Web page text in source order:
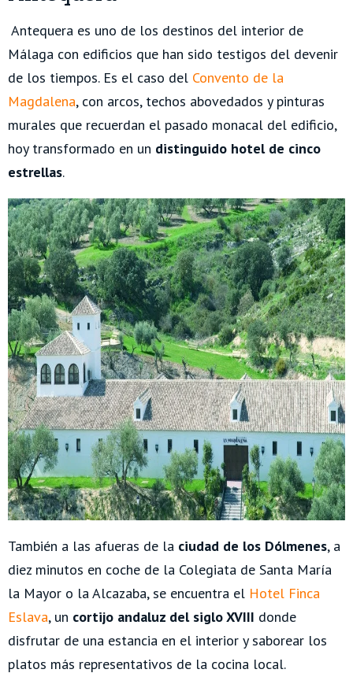
Antequera es uno de los destinos del interior de
Málaga con edificios que han sido testigos del devenir
de los tiempos. Es el caso del Convento de la
Magdalena, con arcos, techos abovedados y pinturas
murales que recuerdan el pasado monacal del edificio,
hoy transformado en un distinguido hotel de cinco
estrellas.
También a las afueras de la ciudad de los Dólmenes, a
diez minutos en coche de la Colegiata de Santa María
la Mayor o la Alcazaba, se encuentra el Hotel Finca
Eslava, un cortijo andaluz del siglo XVIII donde
disfrutar de una estancia en el interior y saborear los
platos más representativos de la cocina local.